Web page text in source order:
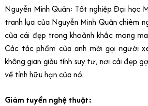
Nguyễn Minh Quân: Tốt nghiệp Đại học
tranh lụa của Nguyễn Minh Quân chiêm
của cái đẹp trong khoảnh khắc mong
Các tác phẩm của anh mời gọi người
không gian giàu tính suy tư, nơi cái đẹp
về tính hữu hạn của nó.
Giám tuyển nghệ thuật: